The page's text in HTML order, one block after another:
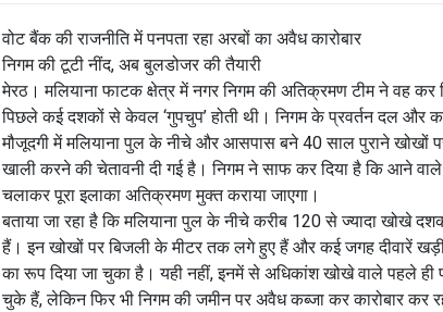
वोट बैंक की राजनीति में पनपता रहा अरबों का अवैध कारोबार
निगम की टूटी नींद, अब बुलडोजर की तैयारी
मेरठ। मलियाना फाटक क्षेत्र में नगर निगम की अतिक्रमण टीम ने वह कर
पिछले कई दशकों से केवल ‘गुपचुप’ होती थी। निगम के प्रवर्तन दल और
मौजूदगी में मलियाना पुल के नीचे और आसपास बने 40 साल पुराने खोखों
खाली करने की चेतावनी दी गई है। निगम ने साफ कर दिया है कि आने वाले
चलाकर पूरा इलाका अतिक्रमण मुक्त कराया जाएगा।
बताया जा रहा है कि मलियाना पुल के नीचे करीब 120 से ज्यादा खोखे
हैं। इन खोखों पर बिजली के मीटर तक लगे हुए हैं और कई जगह दीवारें
का रूप दिया जा चुका है। यही नहीं, इनमें से अधिकांश खोखे वाले पहले ही
चुके हैं, लेकिन फिर भी निगम की जमीन पर अवैध कब्जा कर कारोबार कर